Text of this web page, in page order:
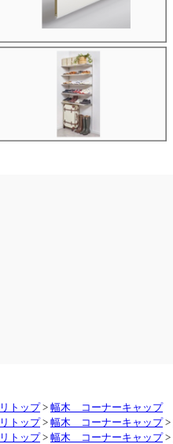
トップ > 幅木 コーナーキャップ
トップ > 幅木 コーナーキャップ >
トップ > 幅木 コーナーキャップ >